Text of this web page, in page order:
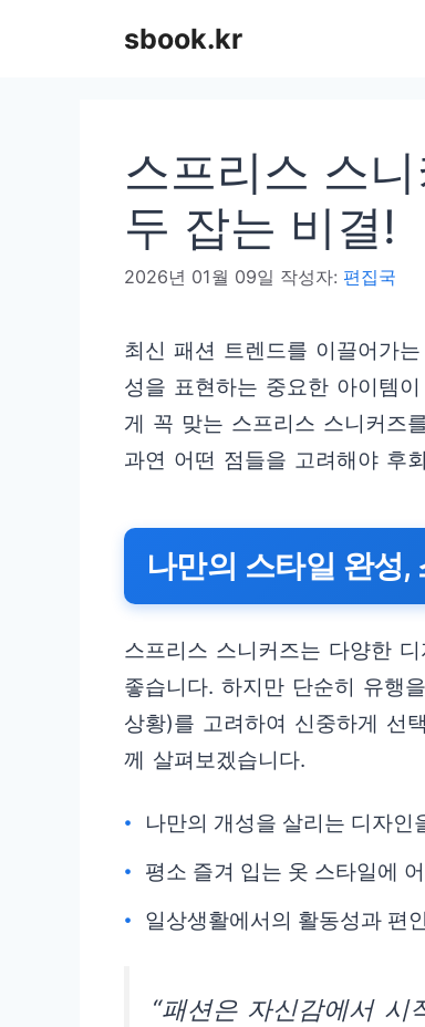
sbook.kr
스프리스 스
두 잡는 비결!
2026년 01월 09일 작성자: 편집국
최신 패션 트렌드를 이끌어가
성을 표현하는 중요한 아이템
게 꼭 맞는 스프리스 스니커즈
과연 어떤 점들을 고려해야 후
나만의 스타일 완성
스프리스 스니커즈는 다양한
좋습니다. 하지만 단순히 유행
상황)를 고려하여 신중하게 선
께 살펴보겠습니다.
나만의 개성을 살리는 디자인
평소 즐겨 입는 옷 스타일에
일상생활에서의 활동성과 편
“패션은 자신감에서 시